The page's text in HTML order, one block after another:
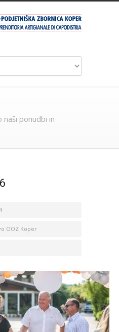
ponudbi in
OOZ Koper